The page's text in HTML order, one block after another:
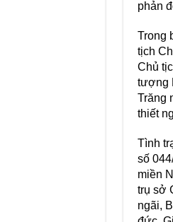
phản
Trong
tịch
Chủ
tượng
Trăng
thiết
Tình
số
miền
trụ sở
ngãi,